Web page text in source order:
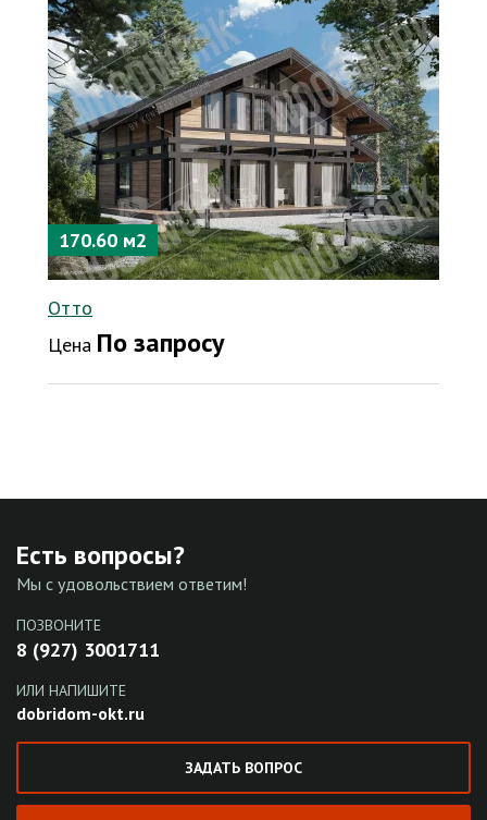
170.60 м2
Отто
Цена По запросу
Есть вопросы?
Мы с удовольствием ответим!
ПОЗВОНИТЕ
8 (927) 3001711
ИЛИ НАПИШИТЕ
dobridom-okt.ru
ЗАДАТЬ ВОПРОС